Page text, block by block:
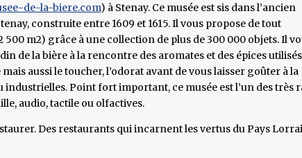
de-la-biere.com) à Stenay. Ce musée est sis dans l’ancien
construite entre 1609 et 1615. Il vous propose de tout
m2) grâce à une collection de plus de 300 000 objets. Il
de la bière à la rencontre des aromates et des épices
aussi le toucher, l’odorat avant de vous laisser goûter à la
Point fort important, ce musée est l’un des très
audio, tactile ou olfactives.
Des restaurants qui incarnent les vertus du Pays